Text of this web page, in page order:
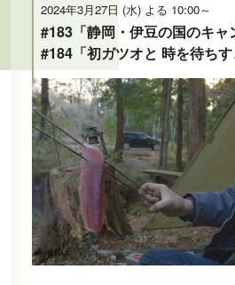
2024年3月27日 (水) よる 10:00～
#183「静岡・伊豆の国のキャ
#184「初ガツオと 時を待ちす